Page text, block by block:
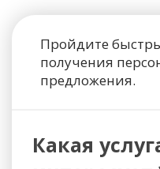
Пройдите
получения
предложения.
Какая